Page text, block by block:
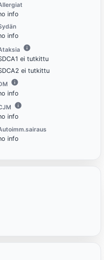
info
info
ei tutkittu
ei tutkittu
info
info
info